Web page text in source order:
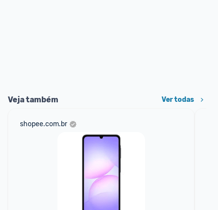
Veja também Ver todas
shopee.com.br